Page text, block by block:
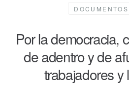
Por la democracia,
de adentro y de
trabajadores y